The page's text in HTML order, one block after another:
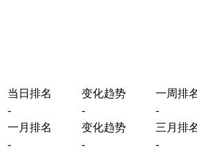
当日排名 变化趋势 一周排
-
- -
一月排名
变化趋势 三月排
-
- -